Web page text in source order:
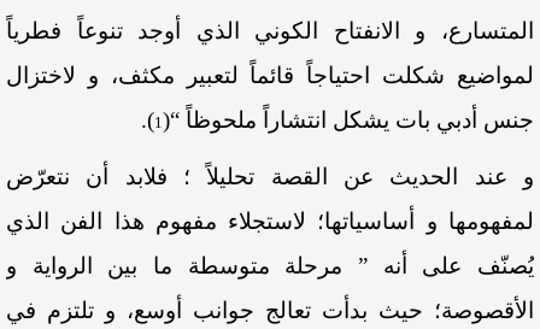
المتسارع، و الانفتاح الكوني الذي أوجد تنوعاً فطرياً
لمواضيع شكلت احتياجاً قائماً لتعبير مكثف، و لاختزال
جنس أدبي بات يشكل انتشاراً ملحوظاً “(
1
)
.
و عند الحديث عن القصة تحليلاً ؛ فلابد أن نتعرّض
لمفهومها و أساسياتها؛ لاستجلاء مفهوم هذا الفن الذي
يُصنّف على أنه ” مرحلة متوسطة ما بين الرواية و
الأقصوصة؛ حيث بدأت تعالج جوانب أوسع، و تلتزم في